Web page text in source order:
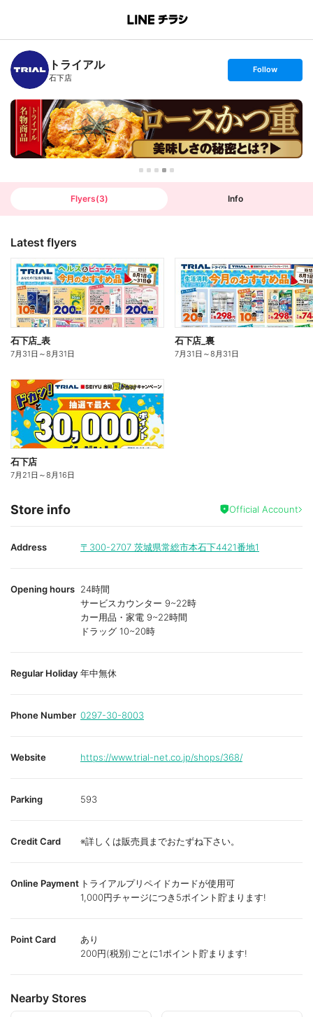
B
n
c
h
T
トライアル
石下店
s
t
o
l
w
Follow
Flyers(3) Info
Latest flyers
石下店_表
7月31日 ～8月31日
石下店_裏
7月31日 ～8月31日
石下店
7月21日 ～8月16日
Store info Official Account
Address 〒300-2707 茨城県常総市本石下4421番地1
Opening hours 24時間
サービスカウンター 9~22時
カー用品・家電 9~22時間
ドラッグ 10~20時
Regular Holiday 年中無休
Phone Number 0297-30-8003
Website https://www.trial-net.co.jp/shops/368/
Parking 593
Credit Card ※詳しくは販売員までおたずね下さい。
Online Payment トライアルプリペイドカードが使用可
1,000円チャージにつき5ポイント貯まります!
Point Card
あり
200円(税別)ごとに1ポイント貯まります!
Nearby Stores